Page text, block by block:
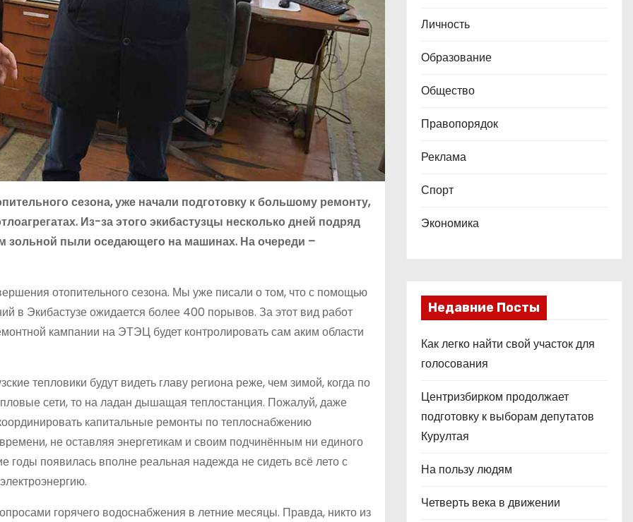
сезона, уже начали подготовку к большому ремонту,
Из-за этого экибастузцы несколько дней подряд
зольной пыли оседающего на машинах. На очереди –
отопительного сезона. Мы уже писали о том, что с помощью
в Экибастузе ожидается более 400 порывов. За этот вид работ
кампании на ЭТЭЦ будет контролировать сам аким области
тепловики будут видеть главу региона реже, чем зимой, когда по
сети, то на ладан дышащая теплостанция. Пожалуй, даже
капитальные ремонты по теплоснабжению
не оставляя энергетикам и своим подчинённым ни единого
годы появилась вполне реальная надежда не сидеть всё лето с
горячего водоснабжения в летние месяцы. Правда, никто из
Личность
Образование
Общество
Правопорядок
Реклама
Спорт
Экономика
Недавние Посты
Как легко найти свой участок для
голосования
Центризбирком продолжает
подготовку к выборам депутатов
Курултая
На пользу людям
Четверть века в движении